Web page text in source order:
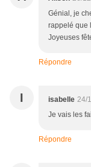
Génial, je
rappelé que
Joyeuses
Répondre
I isabelle 24/
Je vais les
Répondre